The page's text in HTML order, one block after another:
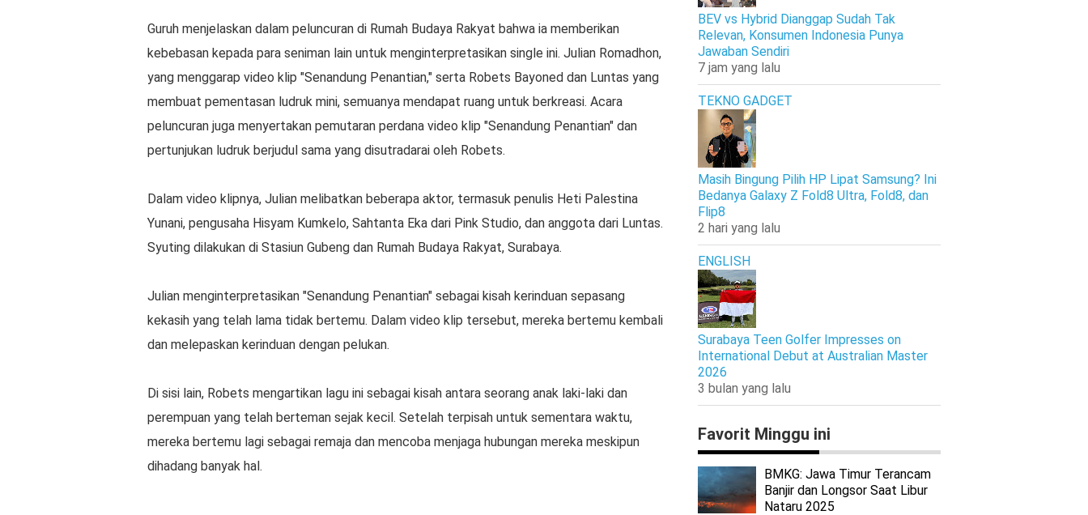
Guruh menjelaskan dalam peluncuran di Rumah Budaya Rakyat bahwa ia memberikan
kebebasan kepada para seniman lain untuk menginterpretasikan single ini. Julian Romadhon,
yang menggarap video klip "Senandung Penantian," serta Robets Bayoned dan Luntas yang
membuat pementasan ludruk mini, semuanya mendapat ruang untuk berkreasi. Acara
peluncuran juga menyertakan pemutaran perdana video klip "Senandung Penantian" dan
pertunjukan ludruk berjudul sama yang disutradarai oleh Robets.
Dalam video klipnya, Julian melibatkan beberapa aktor, termasuk penulis Heti Palestina
Yunani, pengusaha Hisyam Kumkelo, Sahtanta Eka dari Pink Studio, dan anggota dari Luntas.
Syuting dilakukan di Stasiun Gubeng dan Rumah Budaya Rakyat, Surabaya.
Julian menginterpretasikan "Senandung Penantian" sebagai kisah kerinduan sepasang
kekasih yang telah lama tidak bertemu. Dalam video klip tersebut, mereka bertemu kembali
dan melepaskan kerinduan dengan pelukan.
Di sisi lain, Robets mengartikan lagu ini sebagai kisah antara seorang anak laki-laki dan
perempuan yang telah berteman sejak kecil. Setelah terpisah untuk sementara waktu,
mereka bertemu lagi sebagai remaja dan mencoba menjaga hubungan mereka meskipun
dihadang banyak hal.
BEV vs Hybrid Dianggap Sudah Tak
Relevan, Konsumen Indonesia Punya
Jawaban Sendiri
7 jam yang lalu
TEKNO GADGET
Masih Bingung Pilih HP Lipat Samsung? Ini
Bedanya Galaxy Z Fold8 Ultra, Fold8, dan
Flip8
2 hari yang lalu
ENGLISH
Surabaya Teen Golfer Impresses on
International Debut at Australian Master
2026
3 bulan yang lalu
Favorit Minggu ini
BMKG: Jawa Timur Terancam
Banjir dan Longsor Saat Libur
Nataru 2025